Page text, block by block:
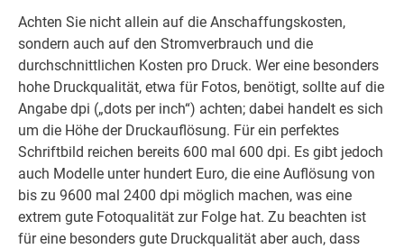
Achten Sie nicht allein auf die Anschaffungskosten,
sondern auch auf den Stromverbrauch und die
durchschnittlichen Kosten pro Druck. Wer eine besonders
hohe Druckqualität, etwa für Fotos, benötigt, sollte auf die
Angabe dpi („dots per inch“) achten; dabei handelt es sich
um die Höhe der Druckauflösung. Für ein perfektes
Schriftbild reichen bereits 600 mal 600 dpi. Es gibt jedoch
auch Modelle unter hundert Euro, die eine Auflösung von
bis zu 9600 mal 2400 dpi möglich machen, was eine
extrem gute Fotoqualität zur Folge hat. Zu beachten ist
für eine besonders gute Druckqualität aber auch, dass